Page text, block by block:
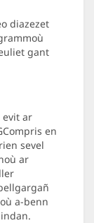
diazezet
gant
evit ar
en
sevel
ar
a-benn